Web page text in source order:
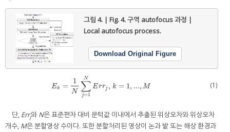
그림 4. | Fig. 4.구역 autofocus 과정 |
Local autofocus process.
Download Original Figure
Ek =
1
N ∑
j=1
N
Errj , k = 1, ..., M
E k=1 N∑ =1NErrj k=1, ...,M (1)
단, Errj와 N은 표준편차 대비 문턱값 이내에서 추출된 위상오차와 위상오차
개수, M은 분할영상 수이다. 또한 분할처리된 영상이 논과 밭 또는 해상 환경과